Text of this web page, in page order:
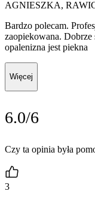
AGNIESZKA,
Bardzo polecam.
zaopiekowana.
opalenizna jest piekna
Więcej
6.0/6
Czy ta opinia była
3